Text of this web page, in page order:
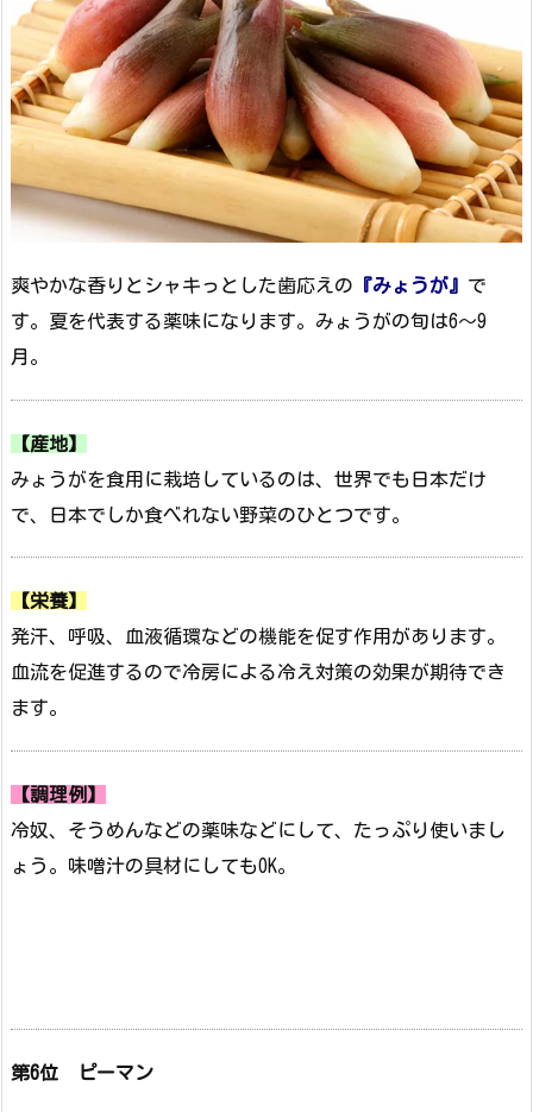
爽やかな香りとシャキっとした歯応えの 『みょうが』 で
す。夏を代表する薬味になります。みょうがの旬は6～9
月。
【産地】
みょうがを食用に栽培しているのは、世界でも日本だけ
で、日本でしか食べれない野菜のひとつです。
【栄養】
発汗、呼吸、血液循環などの機能を促す作用があります。
血流を促進するので冷房による冷え対策の効果が期待でき
ます。
【調理例】
冷奴、そうめんなどの薬味などにして、たっぷり使いまし
ょう。味噌汁の具材にしてもOK。
第6位 ピーマン